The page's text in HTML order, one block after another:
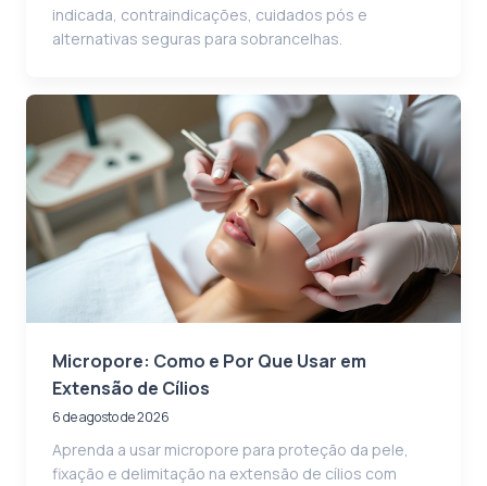
indicada, contraindicações, cuidados pós e
alternativas seguras para sobrancelhas.
Micropore: Como e Por Que Usar em
Extensão de Cílios
6 de agosto de 2026
Aprenda a usar micropore para proteção da pele,
fixação e delimitação na extensão de cílios com